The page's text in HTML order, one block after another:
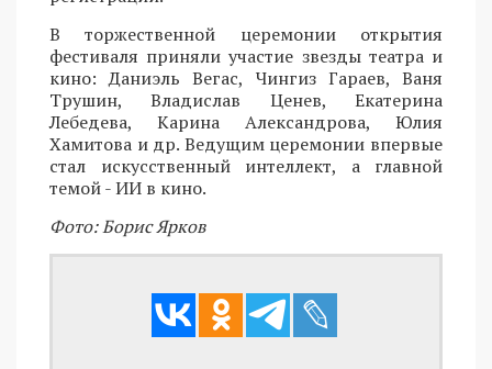
В торжественной церемонии открытия
фестиваля приняли участие звезды театра и
кино: Даниэль Вегас, Чингиз Гараев, Ваня
Трушин, Владислав Ценев, Екатерина
Лебедева, Карина Александрова, Юлия
Хамитова и др. Ведущим церемонии впервые
стал искусственный интеллект, а главной
темой - ИИ в кино.
Фото: Борис Ярков